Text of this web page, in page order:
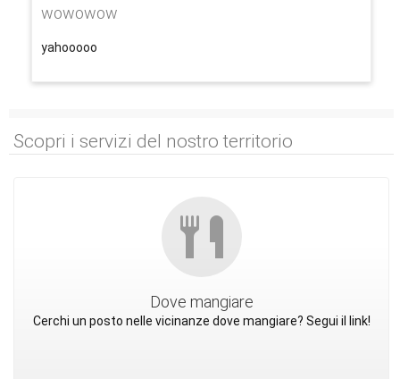
wowowow
yahooooo
Scopri i servizi del nostro territorio
Dove mangiare
Cerchi un posto nelle vicinanze dove mangiare? Segui il link!